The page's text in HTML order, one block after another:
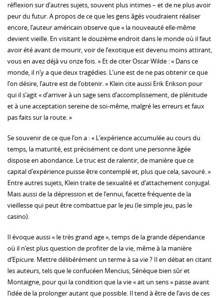
réflexion sur d’autres sujets, souvent plus intimes – et de ne plus avoir
peur du futur. A propos de ce que les gens âgés voudraient réaliser
encore, l’auteur américain observe que « la nouveauté elle-même
devient vieille. En visitant le douzième endroit dans le monde où il faut
avoir été avant de mourir, voir de l’exotique est devenu moins attirant,
vous en avez déjà vu onze fois. » Et de citer Oscar Wilde : « Dans ce
monde, il n’y a que deux tragédies. L’une est de ne pas obtenir ce que
l’on désire, l’autre est de l’obtenir. » Klein cite aussi Erik Erikson pour
qui il s’agit « d’arriver à un sage sens d’accomplissement, de plénitude
et à une acceptation sereine de soi-même, malgré les erreurs et faux
pas faits sur la route. »
Se souvenir de ce que l’on a : « L’expérience accumulée au cours du
temps, la maturité, est précisément ce dont une personne âgée
dispose en abondance. Le truc est de ralentir, de manière que ce
capital d’expérience puisse être contemplé et, plus que cela, savouré. »
Entre autres sujets, Klein traite de sexualité et d’attachement conjugal.
Mais aussi de la dépression et de l’ennui, facette fréquente de la
vieillesse qui peut être combattue par le jeu (le simple jeu, pas le
casino).
Il évoque aussi « le très grand age », temps de la grande dépendance
où il n’est plus question de profiter de la vie, même à la manière
d’Epicure. Mettre délibérément un terme à sa vie ? Il en débat en citant
les auteurs, tels que le confucéen Mencius, Sénèque bien sûr et
Montaigne, pour qui la condition que la vie « ait un sens » passe avant
l’idée de la prolonger autant que possible. Il tend à être de l’avis de ces